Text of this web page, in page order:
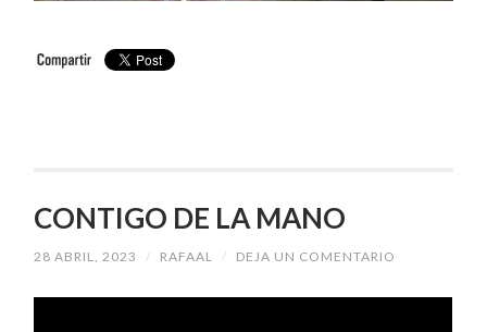
CONTIGO DE LA MANO
28 ABRIL, 2023 / RAFAAL / DEJA UN COMENTARIO